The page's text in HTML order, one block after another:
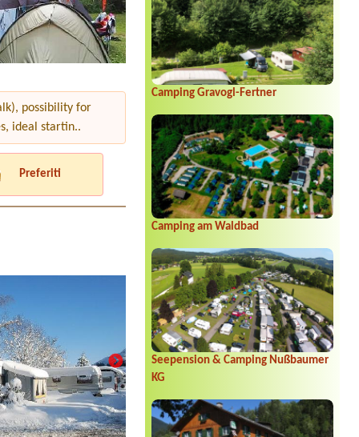
Camping Gravogl-Fertner
Camping am Waldbad
Seepension & Camping Nußbaumer
KG
possibility for
ideal startin..
Preferiti